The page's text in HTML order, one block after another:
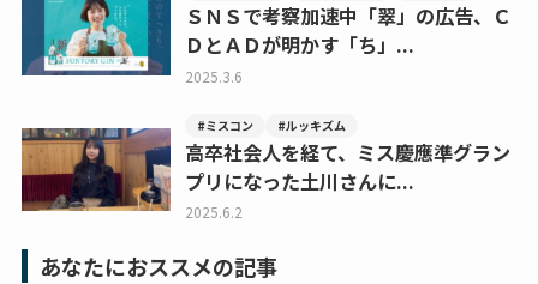
ＳＮＳで考察加速中「翠」の広告、Ｃ
ＤとＡＤが明かす「ち」...
2025.3.6
#ミスコン #ルッキズム
高卒社会人を経て、ミス慶應準グラン
プリになった土川さんに...
2025.6.2
あなたにおススメの記事